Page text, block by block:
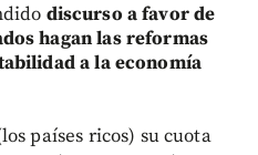
discurso a favor de
hagan las reformas
a la economía
países ricos) su cuota